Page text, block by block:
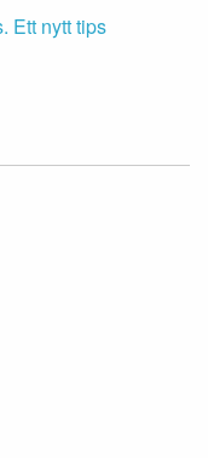
Ett nytt tips